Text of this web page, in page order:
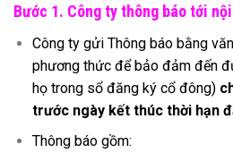
Bước 1. Công ty thông báo tới
Công ty gửi Thông báo bằng
phương thức để bảo đảm đến
họ trong sổ đăng ký cổ đông)
trước ngày kết thúc thời hạn
Thông báo gồm: